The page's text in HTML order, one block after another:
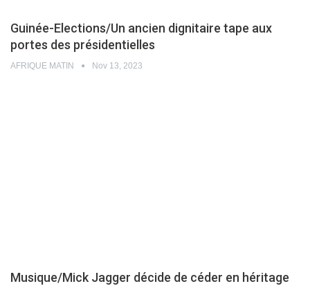
Guinée-Elections/Un ancien dignitaire tape aux
portes des présidentielles
AFRIQUE MATIN Nov 13, 2023
Musique/Mick Jagger décide de céder en héritage